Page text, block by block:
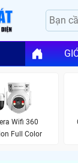
Wifi 360
Full Color